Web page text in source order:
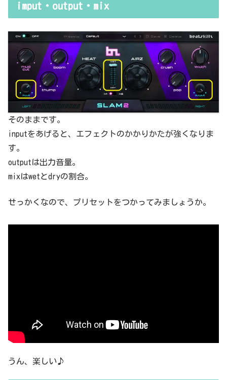
imput・output・mix
そのままです。
inputをあげると、エフェクトのかかりかたが強くなりま
す。
outputは出力音量。
mixはwetとdryの割合。
せっかくなので、プリセットをつかってみましょうか。
うん、楽しい♪